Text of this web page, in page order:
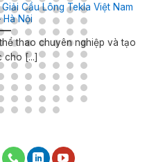
Cầu Lông Tekla Việt Nam
Nội
thao chuyên nghiệp và tạo
cho [...]